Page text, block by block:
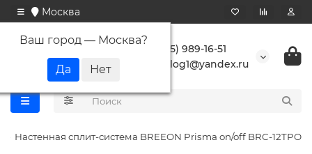
Москва
Ваш город — Москва?
+7 (495) 989-16-51
buranlog1@yandex.ru
Настенная сплит-система BREEON Prisma on/off BRC-12TPO